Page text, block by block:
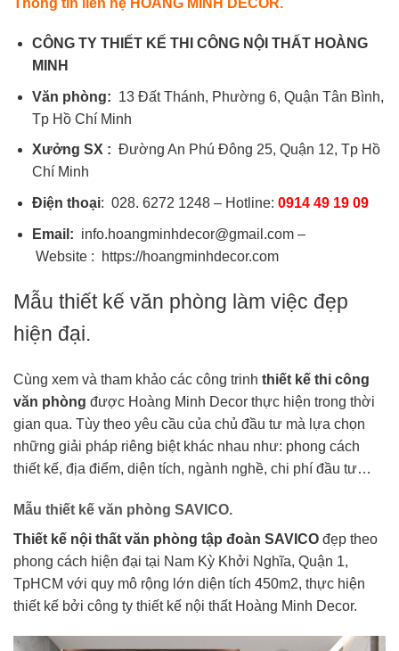
CÔNG TY THIẾT KẾ THI CÔNG NỘI THẤT HOÀNG
MINH
Văn phòng: 13 Đất Thánh, Phường 6, Quận Tân Bình,
Tp Hồ Chí Minh
Xưởng SX : Đường An Phú Đông 25, Quận 12, Tp Hồ
Chí Minh
Điện thoại: 028. 6272 1248 – Hotline: 0914 49 19 09
Email: info.hoangminhdecor@gmail.com –
Website : https://hoangminhdecor.com
Mẫu thiết kế văn phòng làm việc đẹp
hiện đại.
Cùng xem và tham khảo các công trinh thiết kế thi công
văn phòng được Hoàng Minh Decor thực hiện trong thời
gian qua. Tùy theo yêu cầu của chủ đầu tư mà lựa chọn
những giải pháp riêng biệt khác nhau như: phong cách
thiết kế, địa điểm, diện tích, ngành nghề, chi phí đầu tư…
Mẫu thiết kế văn phòng SAVICO.
Thiết kế nội thất văn phòng tập đoàn SAVICO đẹp theo
phong cách hiện đại tại Nam Kỳ Khởi Nghĩa, Quận 1,
TpHCM với quy mô rộng lớn diện tích 450m2, thực hiện
thiết kế bởi công ty thiết kế nội thất Hoàng Minh Decor.